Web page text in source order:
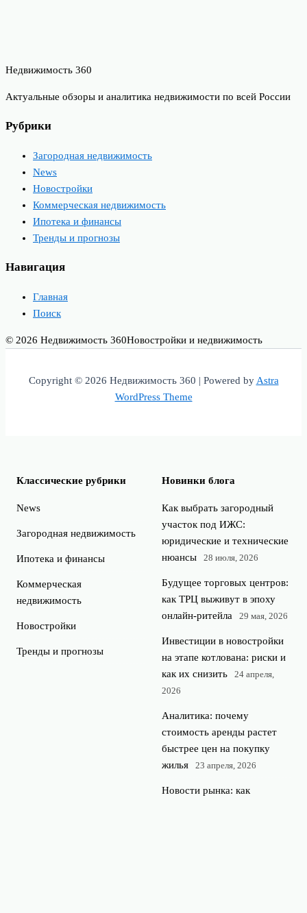
Недвижимость 360
Актуальные обзоры и аналитика недвижимости по всей России
Рубрики
Загородная недвижимость
News
Новостройки
Коммерческая недвижимость
Ипотека и финансы
Тренды и прогнозы
Навигация
Главная
Поиск
© 2026 Недвижимость 360Новостройки и недвижимость
Copyright © 2026 Недвижимость 360 | Powered byAstra
WordPress Theme
Классические рубрики
News
Загородная недвижимость
Ипотека и финансы
Коммерческая
недвижимость
Новостройки
Тренды и прогнозы
Новинки блога
Как выбрать загородный
участок под ИЖС:
юридические и технические
нюансы
28 июля, 2026
Будущее торговых центров:
как ТРЦ выживут в эпоху
онлайн-ритейла
29 мая, 2026
Инвестиции в новостройки
на этапе котлована: риски и
как их снизить
24 апреля,
2026
Аналитика: почему
стоимость аренды растет
быстрее цен на покупку
жилья
23 апреля, 2026
Новости рынка: как